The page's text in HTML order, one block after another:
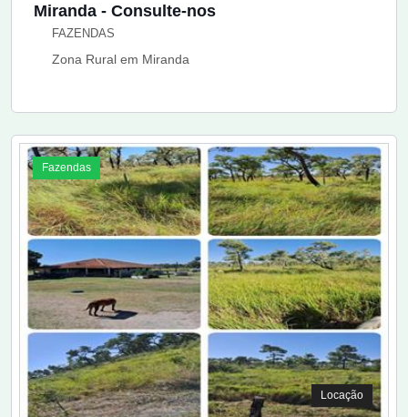
Miranda - Consulte-nos
FAZENDAS
Zona Rural em Miranda
Fazendas
Locação